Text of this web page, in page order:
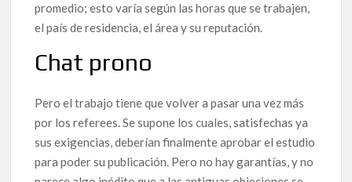
promedio; esto varía según las horas que se trabajen,
el país de residencia, el área y su reputación.
Chat prono
Pero el trabajo tiene que volver a pasar una vez más
por los referees. Se supone los cuales, satisfechas ya
sus exigencias, deberían finalmente aprobar el estudio
para poder su publicación. Pero no hay garantías, y no